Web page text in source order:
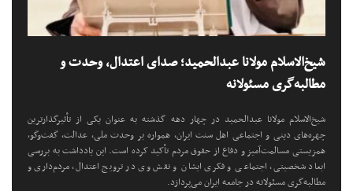
شیخ‌الاسلام مولانا عبدالحمید؛ صدای اعتدال، وحدت و
مطالبه‌گری مسئولانه
شیخ‌الاسلام مولانا عبدالحمید در چهار دهه گذشته به عنوان یکی از تأثیرگذارترین
چهره‌های دینی و اجتماعی اهل سنت ایران، همواره بر وحدت ملی، عدالت، گفت‌وگو،
همزیستی مسالمت‌آمیز و دفاع از حقوق مردم تأکید کرده است. این یادداشت به بررسی
ابعاد شخصیتی، اجتماعی و فکری ایشان و نقش وی در ترویج اعتدال، مردم‌داری و
مطالبه‌گری مسئولانه در جامعه ایران می‌پردازد.